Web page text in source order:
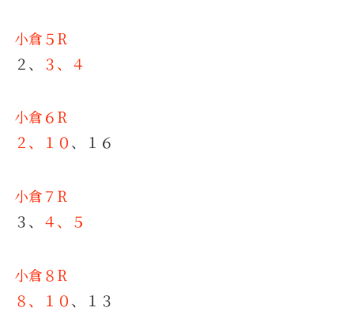
小倉５R
２、
３、４
小倉６R
２、１０、１６
小倉７R
３、
４、５
小倉８R
８、１０、１３